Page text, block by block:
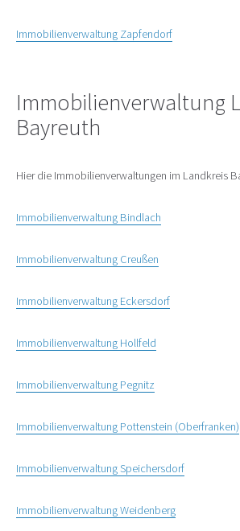
Immobilienverwaltung Zapfendorf
Immobilienverwaltung
Bayreuth
Hier die Immobilienverwaltungen im Landkreis
Immobilienverwaltung Bindlach
Immobilienverwaltung Creußen
Immobilienverwaltung Eckersdorf
Immobilienverwaltung Hollfeld
Immobilienverwaltung Pegnitz
Immobilienverwaltung Pottenstein (Oberfranken)
Immobilienverwaltung Speichersdorf
Immobilienverwaltung Weidenberg